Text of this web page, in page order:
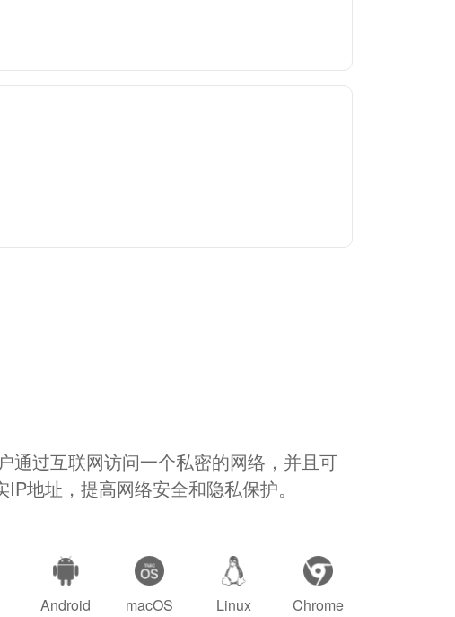
通过互联网访问一个私密的网络，并且可
地址，提高网络安全和隐私保护。
Android macOS Linux Chrome